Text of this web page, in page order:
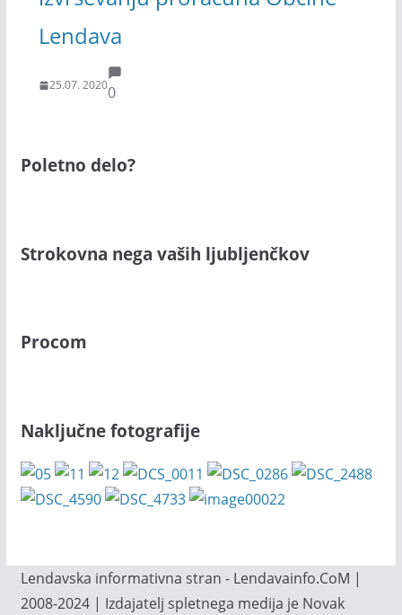
Lendava
25.07. 20200
Poletno delo?
Strokovna nega vaših ljubljenčkov
Procom
Naključne fotografije
Lendavska informativna stran - Lendavainfo.CoM |
2008-2024 | Izdajatelj spletnega medija je Novak